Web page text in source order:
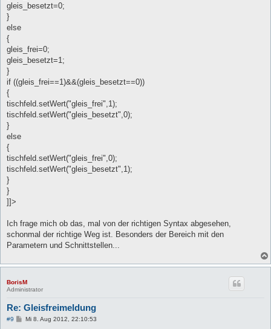
gleis_besetzt=0;
}
else
{
gleis_frei=0;
gleis_besetzt=1;
}
if ((gleis_frei==1)&&(gleis_besetzt==0))
{
tischfeld.setWert("gleis_frei",1);
tischfeld.setWert("gleis_besetzt",0);
}
else
{
tischfeld.setWert("gleis_frei",0);
tischfeld.setWert("gleis_besetzt",1);
}
}
]]>
Ich frage mich ob das, mal von der richtigen Syntax abgesehen,
schonmal der richtige Weg ist. Besonders der Bereich mit den
Parametern und Schnittstellen...
BorisM
Administrator
Re: Gleisfreimeldung
#9
BMi 8. Aug 2012, 22:10:53